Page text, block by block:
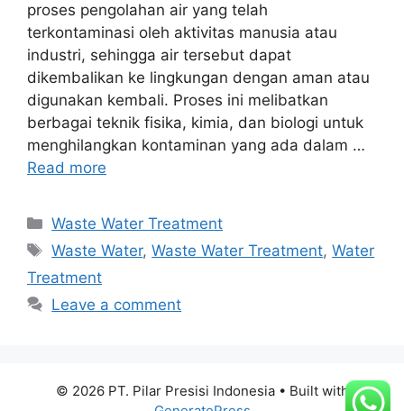
proses pengolahan air yang telah
terkontaminasi oleh aktivitas manusia atau
industri, sehingga air tersebut dapat
dikembalikan ke lingkungan dengan aman atau
digunakan kembali. Proses ini melibatkan
berbagai teknik fisika, kimia, dan biologi untuk
menghilangkan kontaminan yang ada dalam …
Read more
Waste Water Treatment
Waste Water,Waste Water Treatment,Water
Treatment
Leave a comment
© 2026 PT. Pilar Presisi Indonesia• Built with